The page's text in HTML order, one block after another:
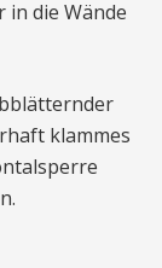
in die Wände
klammes